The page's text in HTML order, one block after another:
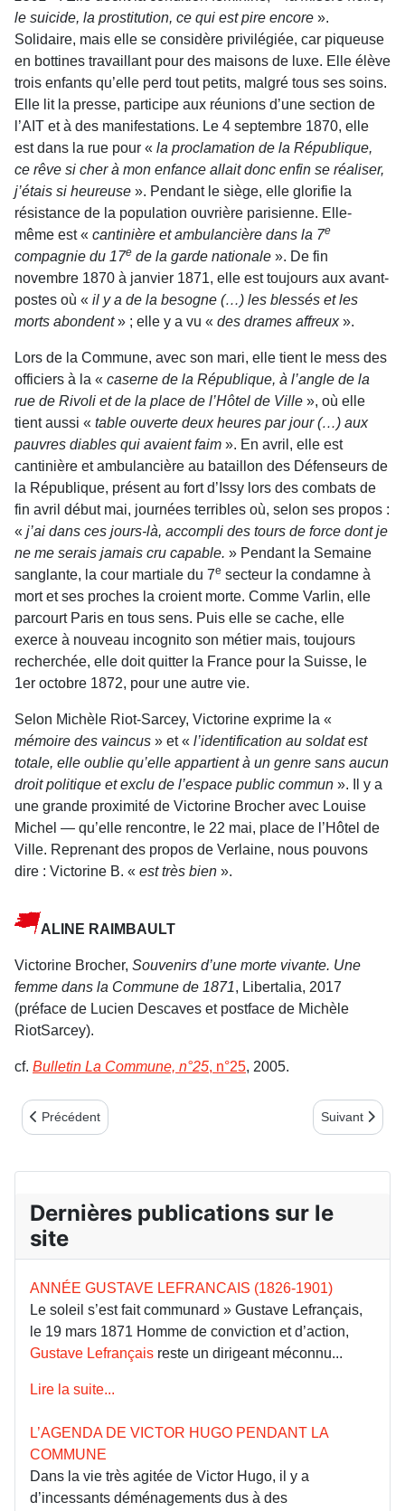
le suicide, la prostitution, ce qui est pire encore ».
Solidaire, mais elle se considère privilégiée, car piqueuse
en bottines travaillant pour des maisons de luxe. Elle élève
trois enfants qu’elle perd tout petits, malgré tous ses soins.
Elle lit la presse, participe aux réunions d’une section de
l’AIT et à des manifestations. Le 4 septembre 1870, elle
est dans la rue pour « la proclamation de la République,
ce rêve si cher à mon enfance allait donc enfin se réaliser,
j’étais si heureuse ». Pendant le siège, elle glorifie la
résistance de la population ouvrière parisienne. Elle-
même est « cantinière et ambulancière dans la 7e
compagnie du 17e de la garde nationale ». De fin
novembre 1870 à janvier 1871, elle est toujours aux avant-
postes où « il y a de la besogne (…) les blessés et les
morts abondent» ; elle y a vu « des drames affreux».
Lors de la Commune, avec son mari, elle tient le mess des
officiers à la « caserne de la République, à l’angle de la
rue de Rivoli et de la place de l’Hôtel de Ville », où elle
tient aussi « table ouverte deux heures par jour (…) aux
pauvres diables qui avaient faim ». En avril, elle est
cantinière et ambulancière au bataillon des Défenseurs de
la République, présent au fort d’Issy lors des combats de
fin avril début mai, journées terribles où, selon ses propos :
« j’ai dans ces jours-là, accompli des tours de force dont je
ne me serais jamais cru capable. » Pendant la Semaine
sanglante, la cour martiale du 7e secteur la condamne à
mort et ses proches la croient morte. Comme Varlin, elle
parcourt Paris en tous sens. Puis elle se cache, elle
exerce à nouveau incognito son métier mais, toujours
recherchée, elle doit quitter la France pour la Suisse, le
1er octobre 1872, pour une autre vie.
Selon Michèle Riot-Sarcey, Victorine exprime la «
mémoire des vaincus » et « l’identification au soldat est
totale, elle oublie qu’elle appartient à un genre sans aucun
droit politique et exclu de l’espace public commun ». Il y a
une grande proximité de Victorine Brocher avec Louise
Michel — qu’elle rencontre, le 22 mai, place de l’Hôtel de
Ville. Reprenant des propos de Verlaine, nous pouvons
dire : Victorine B. « est très bien ».
ALINE RAIMBAULT
Victorine Brocher, Souvenirs d’une morte vivante. Une
femme dans la Commune de 1871, Libertalia, 2017
(préface de Lucien Descaves et postface de Michèle
RiotSarcey).
cf. Bulletin La Commune, n°25, n°25, 2005.
Article précédent : Notes de lecture 1er trimestre 2021
Précédent Article
Suivant
Dernières publications sur le
site
ANNÉE GUSTAVE LEFRANCAIS (1826-1901)
Le soleil s’est fait communard » Gustave Lefrançais,
le 19 mars 1871 Homme de conviction et d’action,
Gustave Lefrançais reste un dirigeant méconnu...
Lire la suite...
L’AGENDA DE VICTOR HUGO PENDANT LA
COMMUNE
Dans la vie très agitée de Victor Hugo, il y a
d’incessants déménagements dus à des